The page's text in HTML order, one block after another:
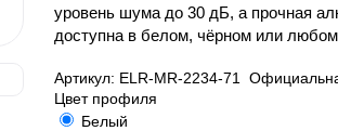
уровень шума до 30 дБ, а прочная
доступна в белом, чёрном или любом
Артикул: ELR-MR-2234-71
Цвет профиля
Белый